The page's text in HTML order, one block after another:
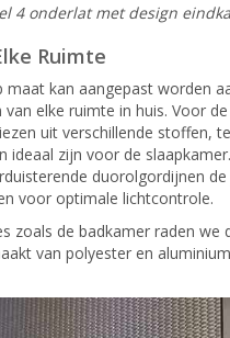
4 onderlat met design
Ruimte
maat kan aangepast worden
elke ruimte in huis. Voor de
uit verschillende stoffen,
ideaal zijn voor de
duorolgordijnen
voor optimale lichtcontrole.
zoals de badkamer raden we
van polyester en